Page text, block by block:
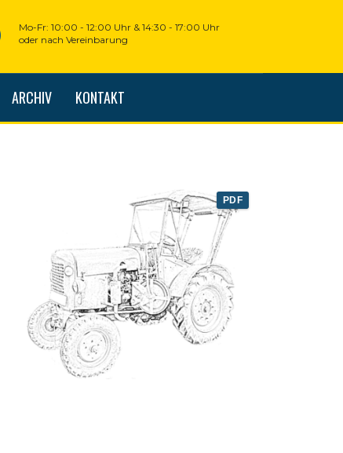
Mo-Fr: 10:00 - 12:00 Uhr & 14:30 - 17:00 Uhr
oder nach Vereinbarung
ARCHIV KONTAKT
PDF